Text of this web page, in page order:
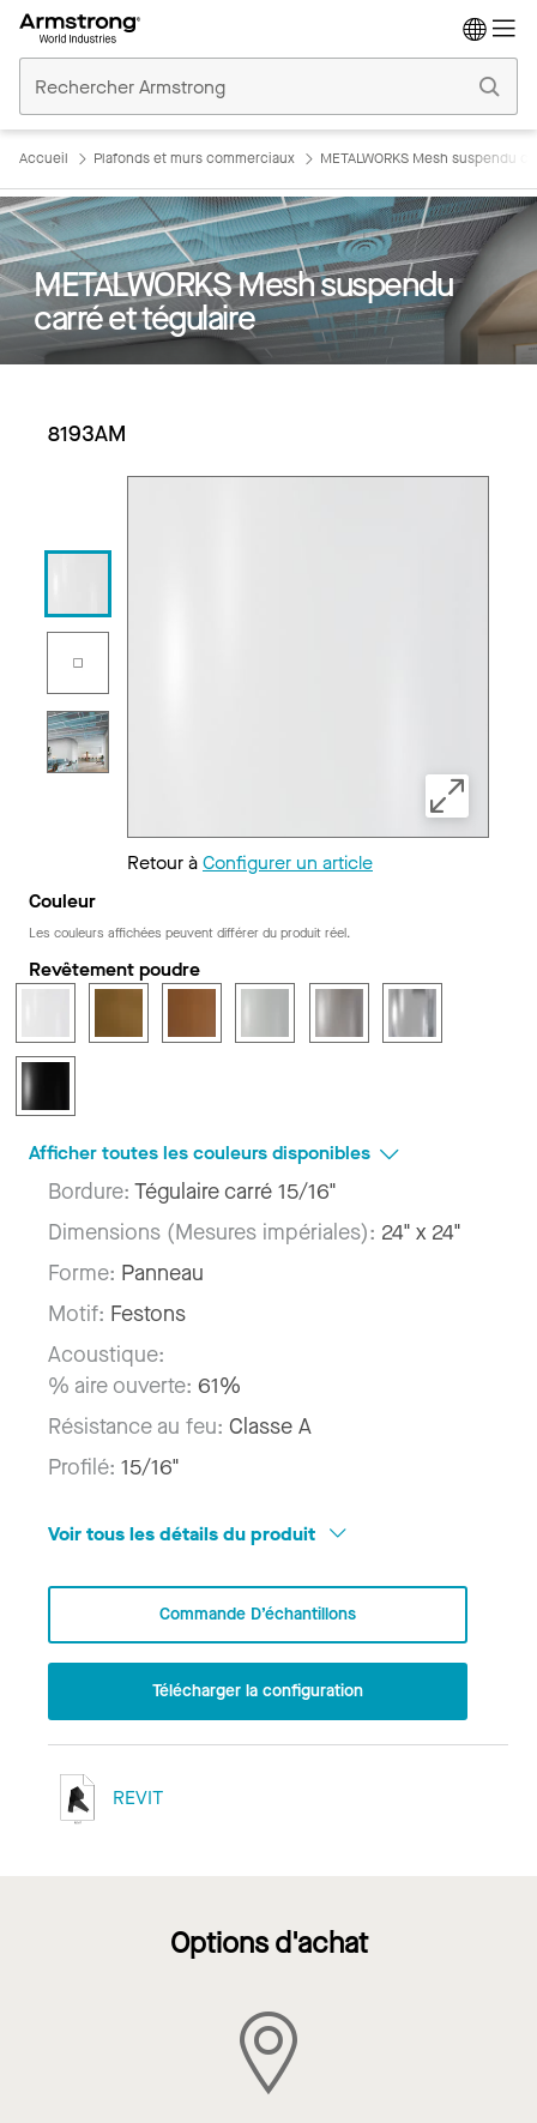
Plafonds
Commerciaux
Accueil Plafonds et murs commerciaux METALWORKS Mesh suspendu
METALWORKS Mesh suspendu
carré et tégulaire
8193AM
Retour àConfigurer un article
Couleur
Les couleurs affichées peuvent différer du produit réel.
Revêtement poudre
Afficher toutes les couleurs disponibles
Bordure: Tégulaire carré 15/16"
Dimensions (Mesures impériales): 24" x 24"
Forme: Panneau
Motif: Festons
Acoustique:
% aire ouverte: 61%
Résistance au feu: Classe A
Profilé: 15/16"
Voir tous les détails du produit
Commande D’échantillons
Télécharger la configuration
REVIT
Options d'achat